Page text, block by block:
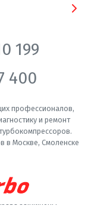
200
400
профессионалов,
и ремонт
в Москве, Смоленске
защищены